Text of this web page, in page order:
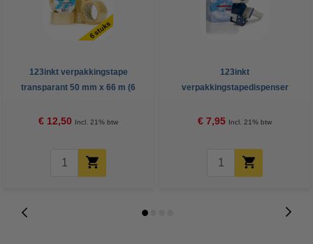
123inkt verpakkingstape
transparant 50 mm x 66 m (6
€ 12,50 Incl. 21% btw
123inkt
verpakkingstapedispenser
€ 7,95 Incl. 21% btw